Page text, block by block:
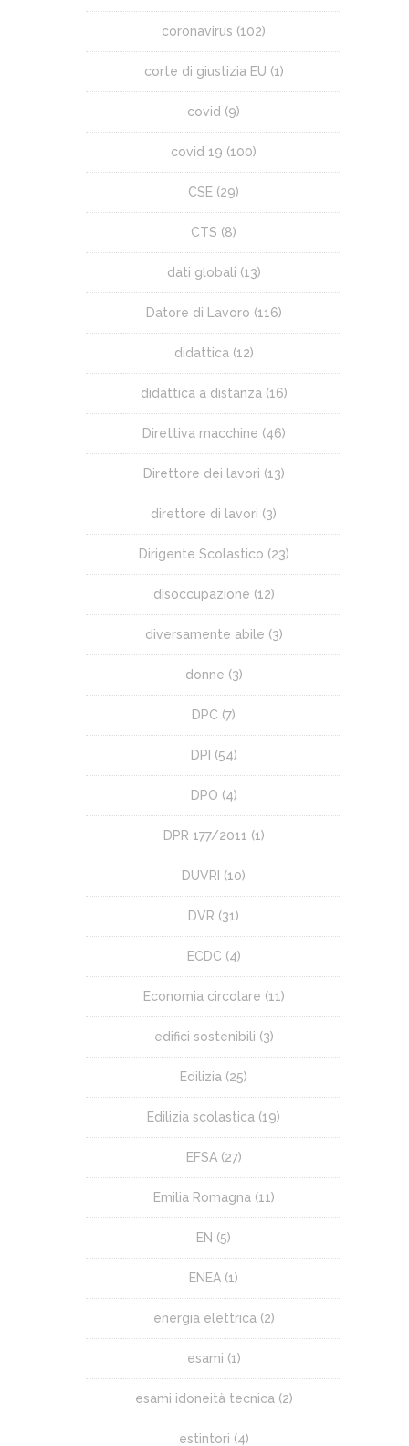
coronavirus (102)
corte di giustizia EU (1)
covid (9)
covid 19 (100)
CSE (29)
CTS (8)
dati globali (13)
Datore di Lavoro (116)
didattica (12)
didattica a distanza (16)
Direttiva macchine (46)
Direttore dei lavori (13)
direttore di lavori (3)
Dirigente Scolastico (23)
disoccupazione (12)
diversamente abile (3)
donne (3)
DPC (7)
DPI (54)
DPO (4)
DPR 177/2011 (1)
DUVRI (10)
DVR (31)
ECDC (4)
Economia circolare (11)
edifici sostenibili (3)
Edilizia (25)
Edilizia scolastica (19)
EFSA(27)
Emilia Romagna (11)
EN (5)
ENEA (1)
energia elettrica (2)
esami (1)
esami idoneità tecnica (2)
estintori (4)